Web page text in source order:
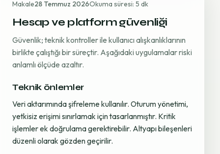
Makale28 Temmuz 2026Okuma süresi: 5 dk
Hesap ve platform güvenliği
Güvenlik; teknik kontroller ile kullanıcı alışkanlıklarının
birlikte çalıştığı bir süreçtir. Aşağıdaki uygulamalar riski
anlamlı ölçüde azaltır.
Teknik önlemler
Veri aktarımında şifreleme kullanılır. Oturum yönetimi,
yetkisiz erişimi sınırlamak için tasarlanmıştır. Kritik
işlemler ek doğrulama gerektirebilir. Altyapı bileşenleri
düzenli olarak gözden geçirilir.